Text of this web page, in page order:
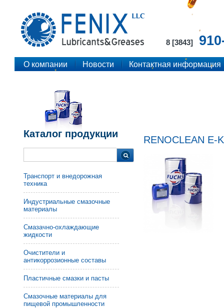
8 [3843]
О компании Новости Контактная информация
Каталог продукции
Транспорт и внедорожная
техника
Индустриальные смазочные
материалы
Смазачно-охлаждающие
жидкости
Очистители и
антикоррозионные составы
Пластичные смазки и пасты
Смазочные материалы для
пищевой промышленности
RENOCLEAN E-